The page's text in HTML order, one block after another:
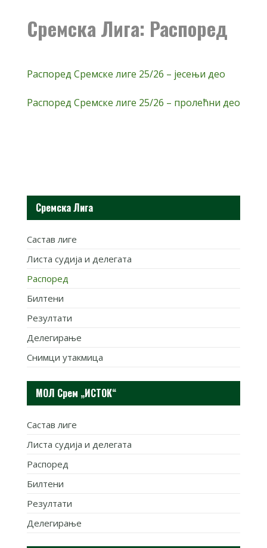
Сремска Лига: Распоред
Распоред Сремске лиге 25/26 – јесењи део
Распоред Сремске лиге 25/26 – пролећни део
Сремска Лига
Састав лиге
Листа судија и делегата
Распоред
Билтени
Резултати
Делегирање
Снимци утакмица
МОЛ Срем „ИСТОК“
Састав лиге
Листа судија и делегата
Распоред
Билтени
Резултати
Делегирање